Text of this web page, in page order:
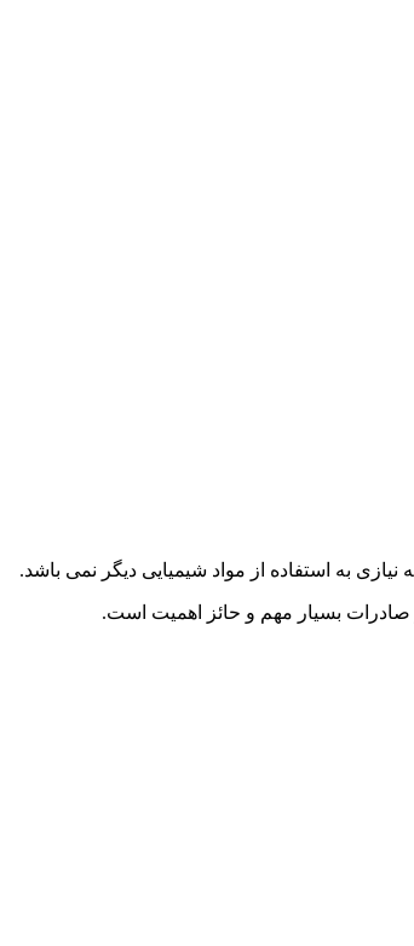
به استفاده از مواد شیمیایی دیگر نمی باشد.
بسیار مهم و حائز اهمیت است.